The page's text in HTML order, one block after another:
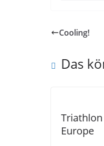
Cooling!
Das
Europe